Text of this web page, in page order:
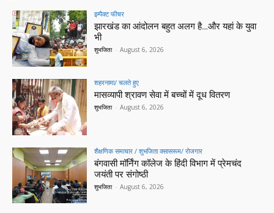
इम्पैक्ट फीचर
झारखंड का आंदोलन बहुत अलग है…और यहां के युवा
भी
शुभजिता - August 6, 2026
शहरनामा/ चलते हुए
मासव्यापी श्रावण सेवा में बच्चों में दूध वितरण
शुभजिता - August 6, 2026
शैक्षणिक समाचार / शुभजिता क्सासरूम/ रोजगार
बंगवासी मॉर्निंग कॉलेज के हिंदी विभाग में प्रेमचंद
जयंती पर संगोष्ठी
शुभजिता - August 6, 2026